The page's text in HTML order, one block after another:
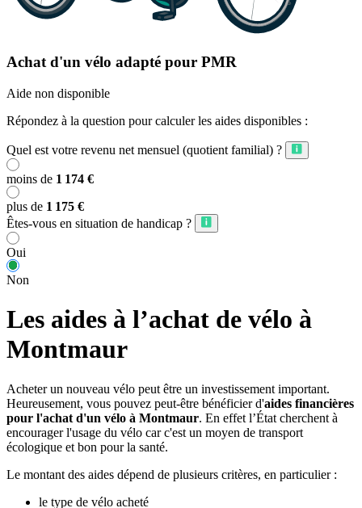
Achat d'un vélo adapté pour PMR
Aide non disponible
Répondez à la question pour calculer les aides disponibles :
Quel est votre revenu net mensuel (quotient familial) ?
moins de 1 174 €
plus de 1 175 €
Êtes-vous en situation de handicap ?
Oui
Non
Les aides à l’achat de vélo à
Montmaur
Acheter un nouveau vélo peut être un investissement important.
Heureusement, vous pouvez peut-être bénéficier d'aides financières
pour l'achat d'un vélo à Montmaur. En effet l’État cherchent à
encourager l'usage du vélo car c'est un moyen de transport
écologique et bon pour la santé.
Le montant des aides dépend de plusieurs critères, en particulier :
le type de vélo acheté